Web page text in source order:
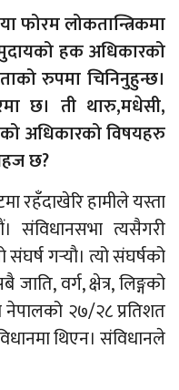
फोरम लोकतान्त्रिकमा
हक अधिकारको
रुपमा चिनिनुहुन्छ।
छ। ती थारु,मधेसी,
अधिकारको विषयहरु
छ?
रहँदाखेरि हामीले यस्ता
संविधानसभा त्यसैगरी
गर्‍याै। त्यो संघर्षको
वर्ग, क्षेत्र, लिङ्गको
नेपालको २७/२८ प्रतिशत
थिएन। संविधानले